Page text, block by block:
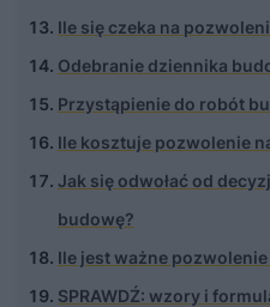
Ile się czeka na
Odebranie dziennika
Przystąpienie do robót
Ile kosztuje pozwolenie
Jak się odwołać od
budowę?
Ile jest ważne
SPRAWDŹ: wzory i